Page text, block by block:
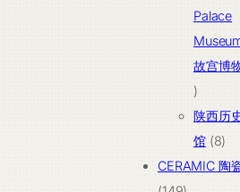
Palace
故宫博
17
个
产
品
陕西历
馆 88
个
CERAMIC 陶